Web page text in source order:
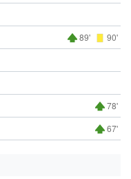
89' 90'
78'
67'